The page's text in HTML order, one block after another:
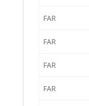
FAR
FAR
FAR
FAR